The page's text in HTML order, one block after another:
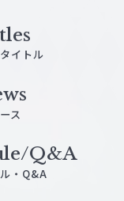
イトル
ス
Q&A
・Q&A